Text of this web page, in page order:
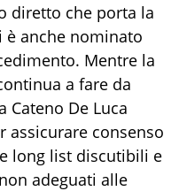
diretto che porta la
è anche nominato
Mentre la
a fare da
Cateno De Luca
assicurare consenso
long list discutibili e
adeguati alle